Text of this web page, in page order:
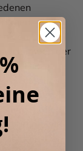
Aber
den
der
Die
gibt eine
wie
Der